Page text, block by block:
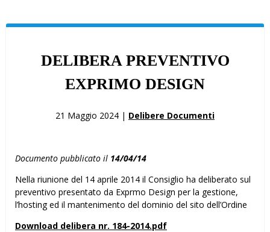
DELIBERA PREVENTIVO
EXPRIMO DESIGN
21 Maggio 2024 | Delibere Documenti
Documento pubblicato il 14/04/14
Nella riunione del 14 aprile 2014 il Consiglio ha deliberato sul
preventivo presentato da Exprmo Design per la gestione,
l’hosting ed il mantenimento del dominio del sito dell’Ordine
Download delibera nr. 184-2014.pdf